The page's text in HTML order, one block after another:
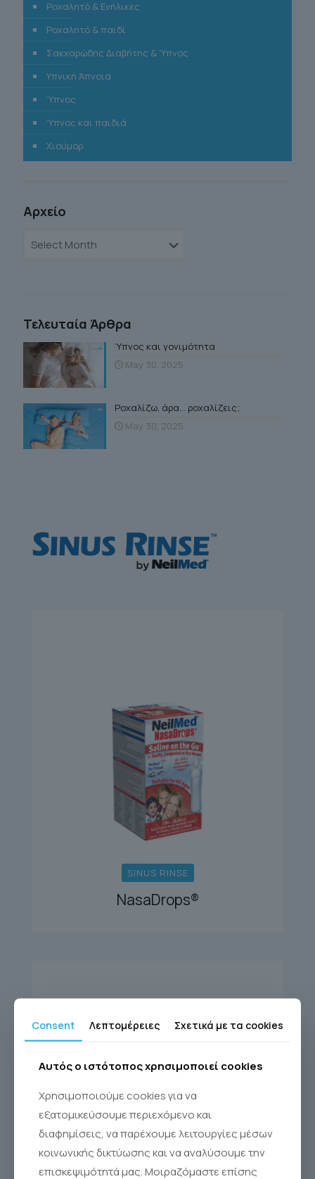
Ροχαλητό & Ενήλικες
Ροχαλητό & παιδί
Σακχαρώδης Διαβήτης & Ύπνος
Υπνική Άπνοια
Ύπνος
Ύπνος και παιδιά
Χιούμορ
Αρχείο
Τελευταία Άρθρα
Ύπνος και γονιμότητα
May 30, 2025
Ροχαλίζω, άρα… ροχαλίζεις;
May 30, 2025
SINUS RINSE
NasaDrops®
Consent Λεπτομέρειες Σχετικά με τα cookies
Αυτός ο ιστότοπος χρησιμοποιεί cookies
Χρησιμοποιούμε cookies για να
εξατομικεύσουμε περιεχόμενο και
διαφημίσεις, να παρέχουμε λειτουργίες μέσων
κοινωνικής δικτύωσης και να αναλύσουμε την
επισκεψιμότητά μας. Μοιραζόμαστε επίσης